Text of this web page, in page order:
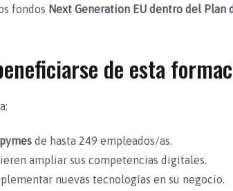
fondos Next Generation EU dentro del Plan
de esta
de hasta 249 empleados/as.
ampliar sus competencias digitales.
nuevas tecnologías en su negocio.